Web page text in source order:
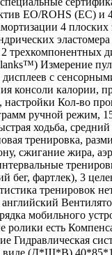
EO/ROHS (ЕС) и
4 плоских
трехкомпонентных
Измерение
с
консоли калории,
настройки Кол-во
ручной режим,
ходьба, средний
тренировка,
сжигание жира,
бег, фартлек), 3
тренировок
мобильного
ролики есть
Гидравлическая